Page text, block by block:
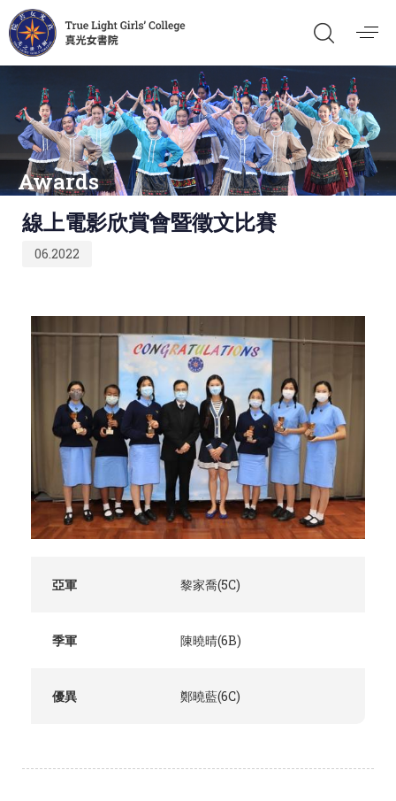
Awards
線上電影欣賞會暨徵文比賽
on:
06.2022
亞軍 黎家喬(5C)
季軍 陳曉晴(6B)
優異 鄭曉藍(6C)